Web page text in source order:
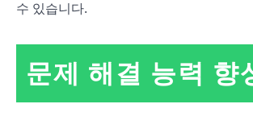
수 있습니다.
문제 해결 능력 향